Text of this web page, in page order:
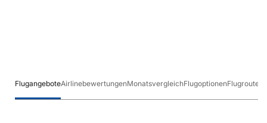
FlugangeboteAirlinebewertungenMonatsvergleichFlugoptionenFlugrouten